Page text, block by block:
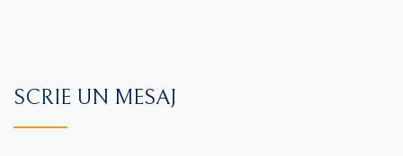
SCRIE UN MESAJ